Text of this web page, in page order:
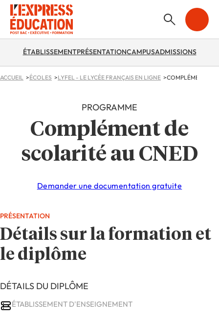
ÉTABLISSEMENTPRÉSENTATIONCAMPUSADMISSIONS
ACCUEIL ÉCOLES LYFEL - LE LYCÉE FRANÇAIS EN LIGNE COMPLÉMENT DE
PROGRAMME
Complément de
scolarité au CNED
Demander une documentation gratuite
PRÉSENTATION
Détails sur la formation et
le diplôme
DÉTAILS DU DIPLÔME
ÉTABLISSEMENT D'ENSEIGNEMENT